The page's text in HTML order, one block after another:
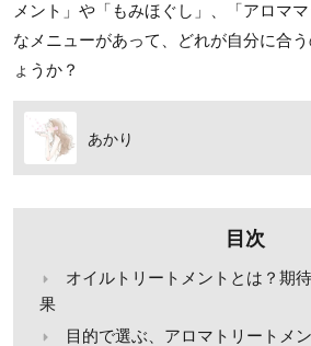
メント」や「もみほぐし」、「アロマ
なメニューがあって、どれが自分に合
ょうか？
あかり
目次
オイルトリートメントとは？期
果
目的で選ぶ、アロマトリートメ